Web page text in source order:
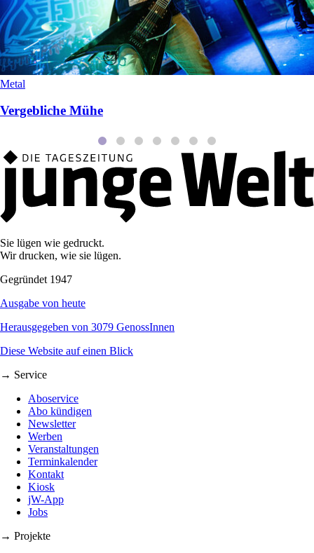
Metal
Vergebliche Mühe
Sie lügen wie gedruckt.
Wir drucken, wie sie lügen.
Gegründet 1947
Ausgabe von heute
Herausgegeben von 3079 GenossInnen
Diese Website auf einen Blick
→ Service
Aboservice
Abo kündigen
Newsletter
Werben
Veranstaltungen
Terminkalender
Kontakt
Kiosk
jW-App
Jobs
→ Projekte